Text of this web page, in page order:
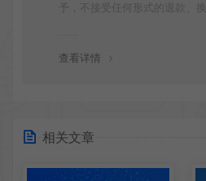
予，不接受任何形式的退款、
查看详情
相关文章